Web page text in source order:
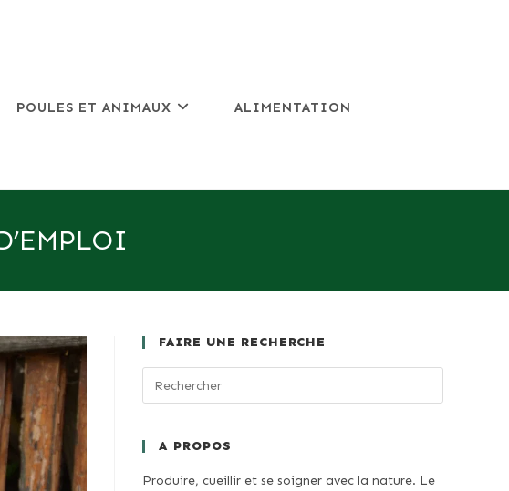
POULES ET ANIMAUX ALIMENTATION
FAIRE UNE RECHERCHE
A PROPOS
Produire, cueillir et se soigner avec la nature. Le